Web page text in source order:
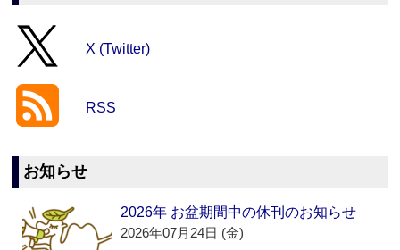
X (Twitter)
RSS
お知らせ
2026年 お盆期間中の休刊のお知らせ
2026年07月24日 (金)